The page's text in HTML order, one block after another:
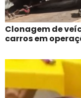
Clonagem de
carros em